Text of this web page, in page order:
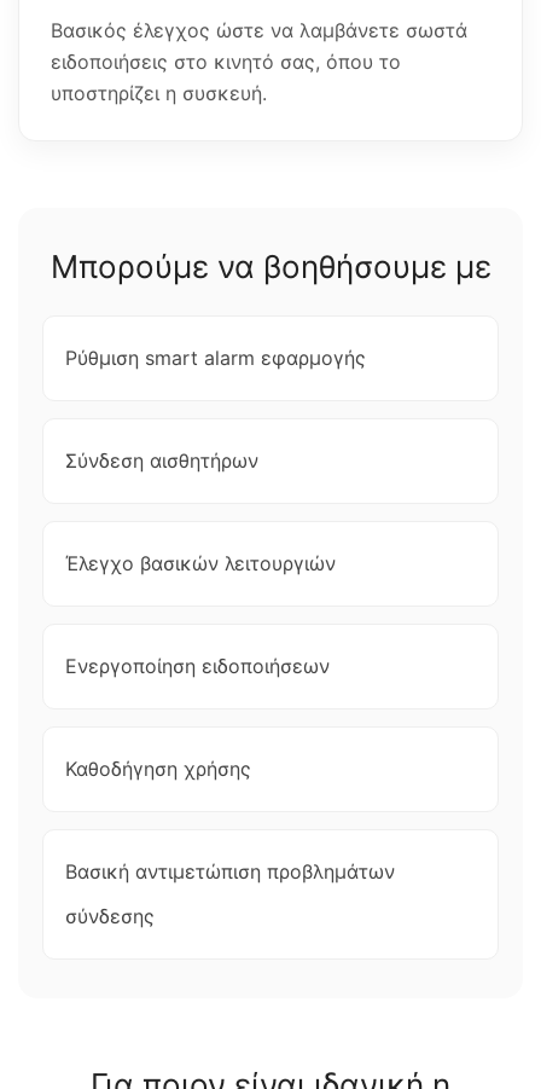
Βασικός έλεγχος ώστε να λαμβάνετε σωστά
ειδοποιήσεις στο κινητό σας, όπου το
υποστηρίζει η συσκευή.
Μπορούμε να βοηθήσουμε με
Ρύθμιση smart alarm εφαρμογής
Σύνδεση αισθητήρων
Έλεγχο βασικών λειτουργιών
Ενεργοποίηση ειδοποιήσεων
Καθοδήγηση χρήσης
Βασική αντιμετώπιση προβλημάτων
σύνδεσης